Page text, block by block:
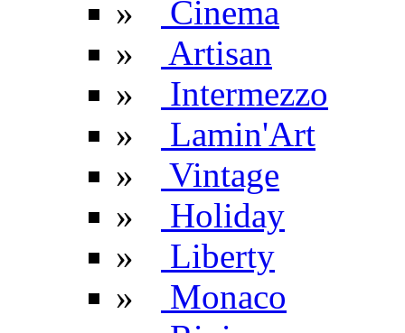
»
Cinema
»
Artisan
»
Intermezzo
»
Lamin'Art
»
Vintage
»
Holiday
»
Liberty
»
Monaco